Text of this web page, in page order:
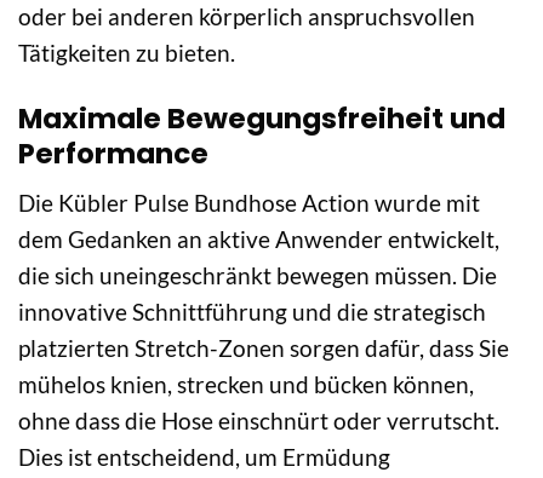
oder bei anderen körperlich anspruchsvollen
Tätigkeiten zu bieten.
Maximale Bewegungsfreiheit und
Performance
Die Kübler Pulse Bundhose Action wurde mit
dem Gedanken an aktive Anwender entwickelt,
die sich uneingeschränkt bewegen müssen. Die
innovative Schnittführung und die strategisch
platzierten Stretch-Zonen sorgen dafür, dass Sie
mühelos knien, strecken und bücken können,
ohne dass die Hose einschnürt oder verrutscht.
Dies ist entscheidend, um Ermüdung